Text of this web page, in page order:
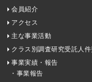
会員紹介
アクセス
主な事業活動
クラス別調査研究受託人件
事業実績・報告
・事業報告